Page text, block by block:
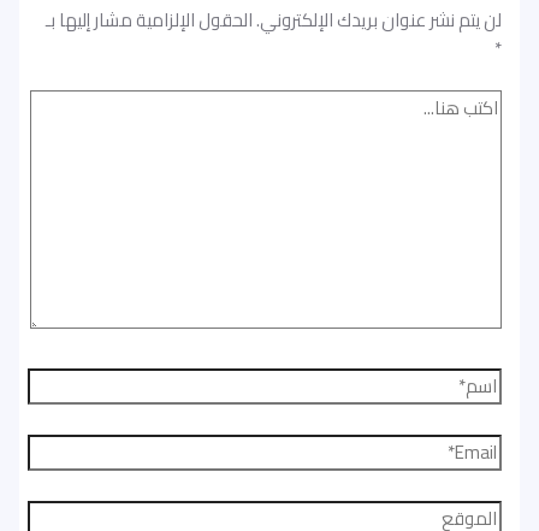
لن يتم نشر عنوان بريدك الإلكتروني.الحقول الإلزامية مشار إليها بـ
*